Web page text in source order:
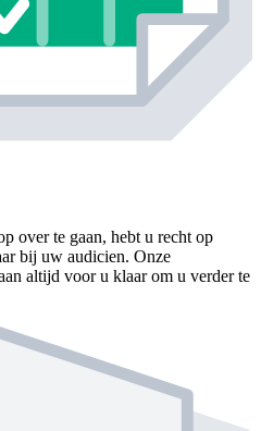
over te gaan, hebt u recht op
bij uw audicien. Onze
altijd voor u klaar om u verder te